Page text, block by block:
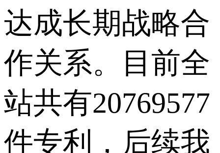
达成长期战略合
作关系。目前全
站共有20769577
件专利，后续我